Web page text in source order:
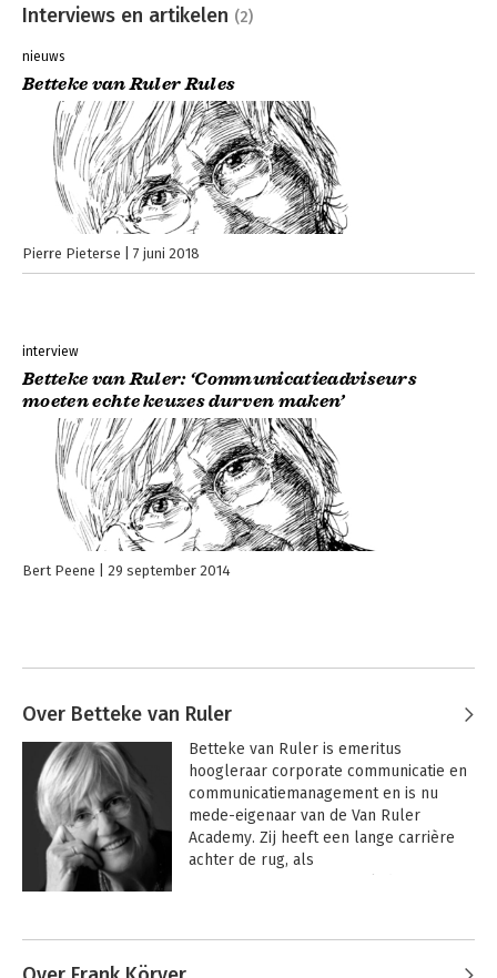
Interviews en artikelen (2)
nieuws
Betteke van Ruler Rules
Pierre Pieterse 7 juni 2018
interview
Betteke van Ruler: ‘Communicatieadviseurs
moeten echte keuzes durven maken’
Bert Peene 29 september 2014
Over Betteke van Ruler
Betteke van Ruler is emeritus
hoogleraar corporate communicatie en
communicatiemanagement en is nu
mede-eigenaar van de Van Ruler
Academy. Zij heeft een lange carrière
achter de rug, als
ontwikkelingen in het communicatievak